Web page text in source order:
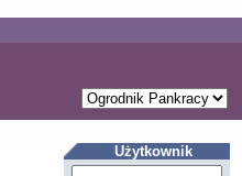
Użytkownik